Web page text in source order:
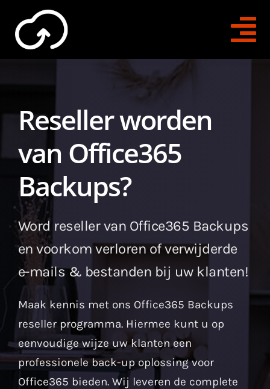
content
O365 Backups
O365 Archiving
Trial Aanvragen
Voor Bedrijven
Voor Resellers
Reseller worden
van Office365
Backups?
Word reseller van Office365 Backups
en voorkom verloren of verwijderde
e-mails & bestanden bij uw klanten!
Maak kennis met ons Office365 Backups
reseller programma. Hiermee kunt u op
eenvoudige wijze uw klanten een
professionele back-up oplossing voor
Office365 bieden. Wij leveren de complete